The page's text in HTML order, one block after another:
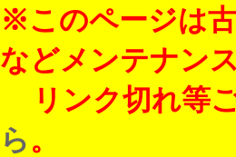
※このページは
などメンテナン
リンク切れ等
ら。